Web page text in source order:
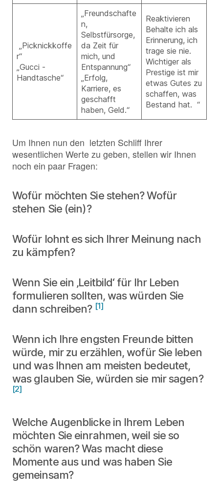
„Picknickkoffe
r“
„Gucci -
Handtasche“
„Freundschafte
n,
Selbstfürsorge,
da Zeit für
mich, und
Entspannung“
„Erfolg,
Karriere, es
geschafft
haben, Geld.“
Reaktivieren
Behalte ich als
Erinnerung, ich
trage sie nie.
Wichtiger als
Prestige ist mir
etwas Gutes zu
schaffen, was
Bestand hat. “
Um Ihnen nun den letzten Schliff Ihrer
wesentlichen Werte zu geben, stellen wir Ihnen
noch ein paar Fragen:
Wofür möchten Sie stehen? Wofür
stehen Sie (ein)?
Wofür lohnt es sich Ihrer Meinung nach
zu kämpfen?
Wenn Sie ein ‚Leitbild‘ für Ihr Leben
formulieren sollten, was würden Sie
dann schreiben? [1]
Wenn ich Ihre engsten Freunde bitten
würde, mir zu erzählen, wofür Sie leben
und was Ihnen am meisten bedeutet,
was glauben Sie, würden sie mir sagen?
[2]
Welche Augenblicke in Ihrem Leben
möchten Sie einrahmen, weil sie so
schön waren? Was macht diese
Momente aus und was haben Sie
gemeinsam?